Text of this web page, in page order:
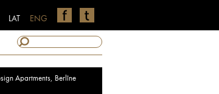
ENG
LAT
Apartments, Berlīne